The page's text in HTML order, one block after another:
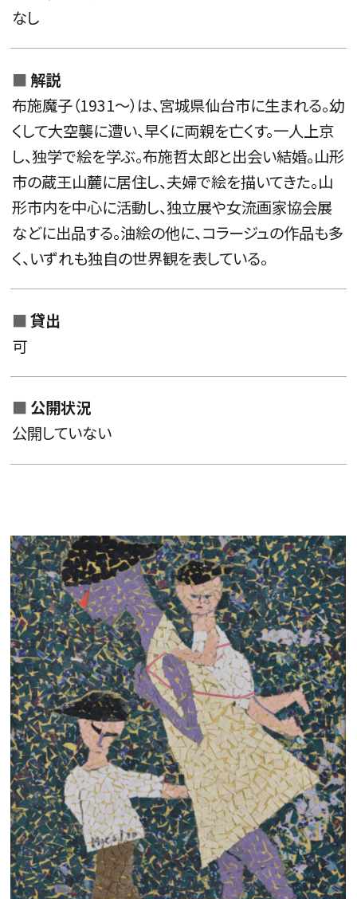
なし
解説
布施魔子（1931～）は、宮城県仙台市に生まれる。幼
くして大空襲に遭い、早くに両親を亡くす。一人上京
し、独学で絵を学ぶ。布施哲太郎と出会い結婚。山形
市の蔵王山麓に居住し、夫婦で絵を描いてきた。山
形市内を中心に活動し、独立展や女流画家協会展
などに出品する。油絵の他に、コラージュの作品も多
く、いずれも独自の世界観を表している。
貸出
可
公開状況
公開していない